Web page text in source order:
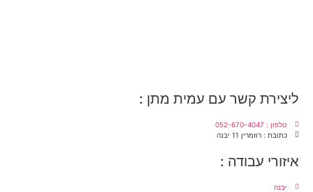
ליצירת קשר עם עמית מתן :
טלפון : 052-670-4047
כתובת : רוזמרין 11 יבנה
איזורי עבודה :
יבנה